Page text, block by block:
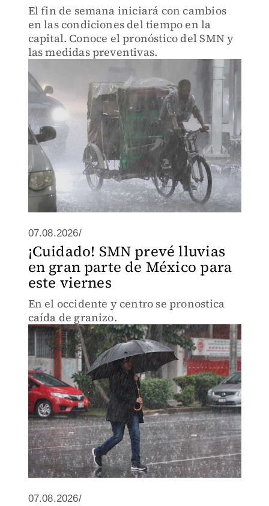
El fin de semana iniciará con cambios
en las condiciones del tiempo en la
capital. Conoce el pronóstico del SMN y
las medidas preventivas.
07.08.2026/
¡Cuidado! SMN prevé lluvias
en gran parte de México para
este viernes
En el occidente y centro se pronostica
caída de granizo.
07.08.2026/